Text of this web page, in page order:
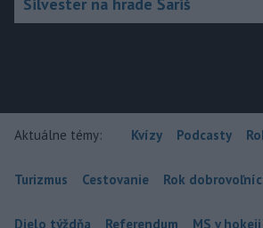
Aktuálne témy: Kvízy Podcasty
Turizmus Cestovanie Rok
Dielo týždňa Referendum MS v hokeji